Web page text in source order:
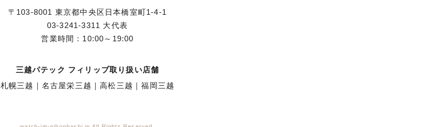
〒103-8001 東京都中央区日本橋室町1-4-1
03-3241-3311 大代表
営業時間：10:00～19:00
三越パテック フィリップ取り扱い店舗
札幌三越 ｜ 名古屋栄三越 ｜高松三越 ｜福岡三越